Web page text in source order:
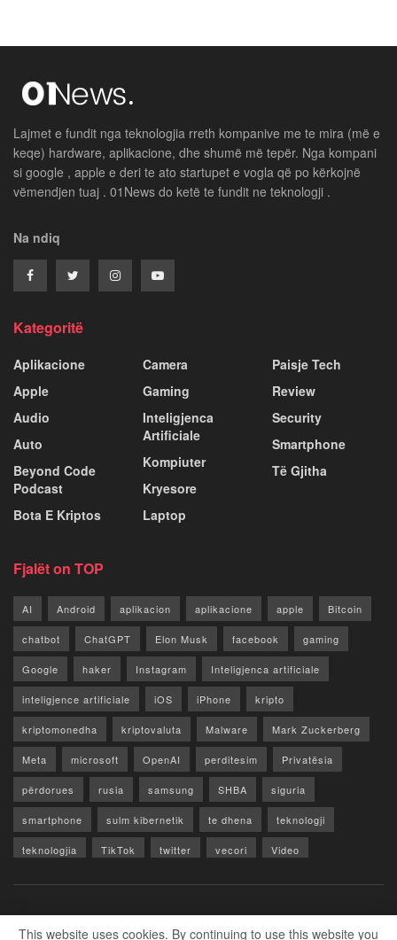
Lajmet e fundit nga teknologjia rreth kompanive me te mira (më e
keqe) hardware, aplikacione, dhe shumë më tepër. Nga kompani
si google , apple e deri te ato startupet e vogla që po kërkojnë
vëmendjen tuaj . 01News do ketë te fundit ne teknologji .
Na ndiq
Kategoritë
Aplikacione
Apple
Audio
Auto
Beyond Code
Podcast
Bota E Kriptos
Camera
Gaming
Inteligjenca
Artificiale
Kompiuter
Kryesore
Laptop
Paisje Tech
Review
Security
Smartphone
Të Gjitha
Fjalët on TOP
AI Android aplikacion aplikacione apple Bitcoin
chatbot ChatGPT Elon Musk facebook gaming
Google haker Instagram Inteligjenca artificiale
inteligjence artificiale iOS iPhone kripto
kriptomonedha kriptovaluta Malware Mark Zuckerberg
Meta microsoft OpenAI perditesim Privatësia
përdorues rusia samsung SHBA siguria
smartphone sulm kibernetik te dhena teknologji
teknologjia TikTok twitter vecori Video
This website uses cookies. By continuing to use this website you